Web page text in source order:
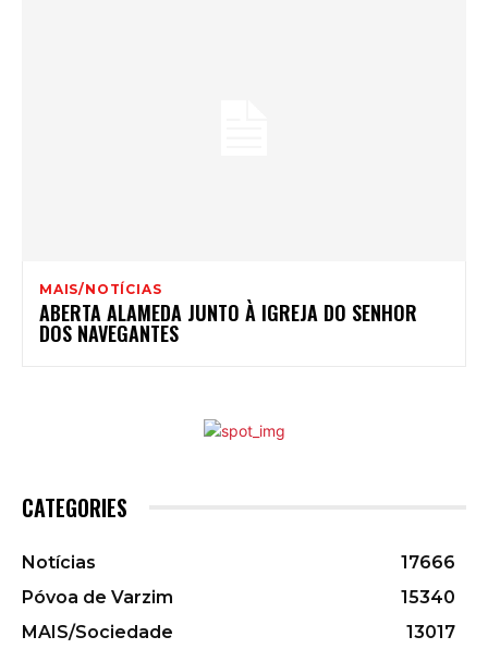
MAIS/NOTÍCIAS
ABERTA ALAMEDA JUNTO À IGREJA DO SENHOR
DOS NAVEGANTES
CATEGORIES
Notícias
17666
Póvoa de Varzim
15340
MAIS/Sociedade
13017